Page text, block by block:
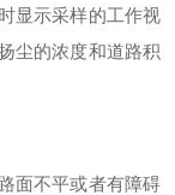
显示采样的工作视
尘的浓度和道路积
面不平或者有障碍